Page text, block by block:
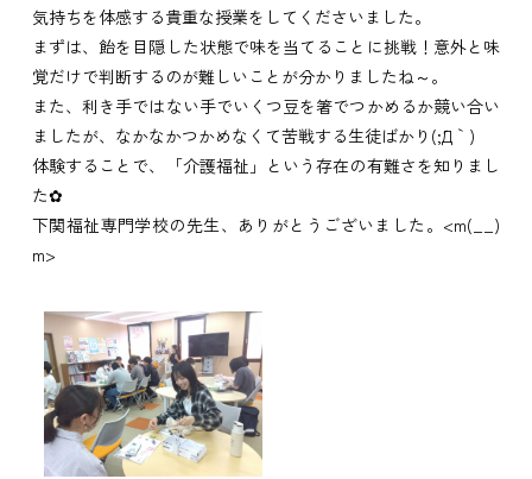
気持ちを体感する貴重な授業をしてくださいました。
まずは、飴を目隠した状態で味を当てることに挑戦！意外と味
覚だけで判断するのが難しいことが分かりましたね～。
また、利き手ではない手でいくつ豆を箸でつかめるか競い合い
ましたが、なかなかつかめなくて苦戦する生徒ばかり(;´Д｀)
体験することで、「介護福祉」という存在の有難さを知りまし
た✿
下関福祉専門学校の先生、ありがとうございました。<m(__)
m>